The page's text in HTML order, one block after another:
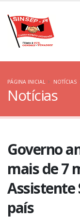
PÁGINA INICIAL NOTÍCIAS
Notícias
Governo
mais de 7
Assistente
país